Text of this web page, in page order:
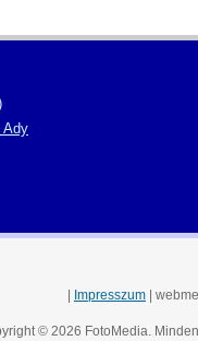
Ady
Impresszum |
© 2026 FotoMedia.